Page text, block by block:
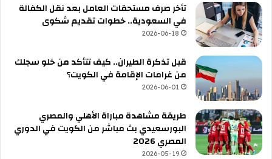
تأخر صرف مستحقات العامل بعد نقل الكفالة
في السعودية.. خطوات تقديم شكوى
2026-06-18
قبل تذكرة الطيران.. كيف تتأكد من خلو سجلك
من غرامات الإقامة في الكويت؟
2026-06-01
طريقة مشاهدة مباراة الأهلي والمصري
البورسعيدي بث مباشر من الكويت في الدوري
المصري 2026
2026-05-19